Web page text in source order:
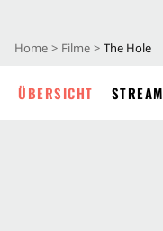
Home Filme The Hole
ÜBERSICHT STREAM